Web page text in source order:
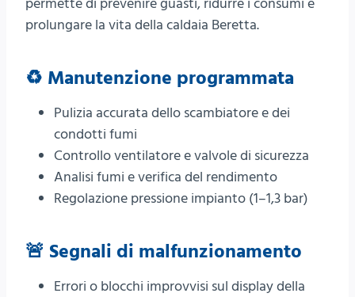
prolungare la vita della caldaia Beretta.
♻️ Manutenzione programmata
Pulizia accurata dello scambiatore e dei
condotti fumi
Controllo ventilatore e valvole di sicurezza
Analisi fumi e verifica del rendimento
Regolazione pressione impianto (1–1,3 bar)
🚨 Segnali di malfunzionamento
Errori o blocchi improvvisi sul display della